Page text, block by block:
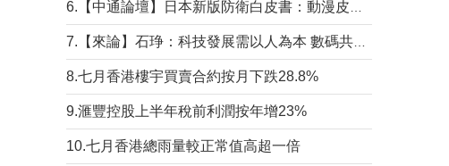
8.七月香港樓宇買賣合約按月下跌28.8%
9.滙豐控股上半年稅前利潤按年增23%
10.七月香港總雨量較正常值高超一倍